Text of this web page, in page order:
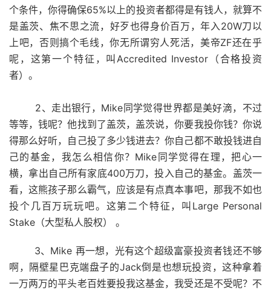
个条件，你得确保65%以上的投资者都得是有钱人，就算不
是盖茨、焦不思之流，好歹也得身价百万，年入20W刀以
上吧，否则搞个毛线，你无所谓穷人死活，美帝ZF还在乎
呢，这第一个特征，叫Accredited Investor（合格投资
者）。
2、走出银行，Mike同学觉得世界都是美好滴，不过
等等，钱呢？他找到了盖茨，盖茨说，你要我投你钱？你说
得那么好听，自己投了多少钱进去？你自己都不敢投钱进自
己的基金，我怎么相信你？Mike同学觉得在理，把心一
横，拿出自己所有家底400万刀，投入自己的基金。盖茨一
看，这熊孩子那么霸气，应该是有点真本事吧，那我不如也
投个几百万玩玩吧。这第二个特征，叫Large Personal
Stake（大型私人股权） 。
3、Mike 再一想，光有这个超级富豪投资者钱还不够
啊，隔壁星巴克端盘子的Jack倒是也想玩投资，这种拿着
一万两万的平头老百姓要投我这基金，我受还是不受呢？不